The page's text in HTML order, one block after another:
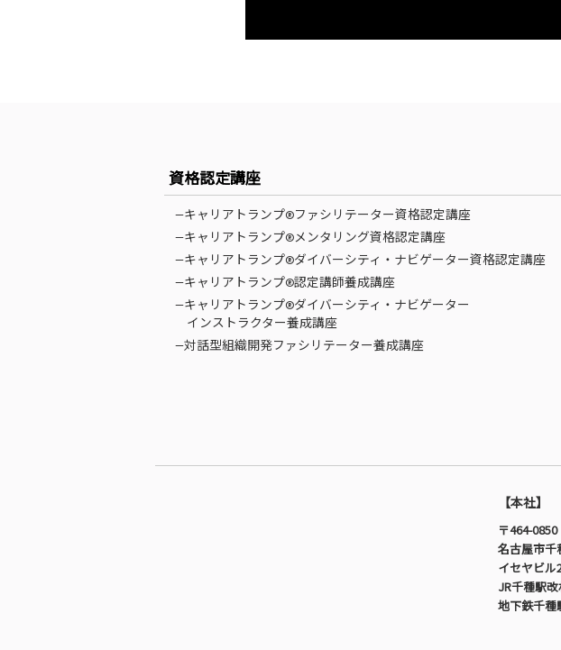
資格認定講座
—キャリアトランプ®ファシリテーター資格認定講座
—キャリアトランプ®メンタリング資格認定講座
—キャリアトランプ®ダイバーシティ・ナビゲーター資格認定講座
—キャリアトランプ®認定講師養成講座
—キャリアトランプ®ダイバーシティ・ナビゲーター
インストラクター養成講座
—対話型組織開発ファシリテーター養成講座
【本社】
〒464-0850
名古屋市千
イセヤビル
JR千種駅
地下鉄千